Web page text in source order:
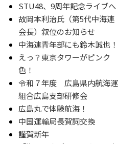
STU48、9周年記念ライブへ
故岡本利治氏（第5代中海連
会長）叙位のお知らせ
中海連青年部にも鈴木誠也！
えっ？東京タワーがピンク
色！
令和７年度 広島県内航海運
組合広島支部研修会
広島丸で体験航海！
中国運輸局長賀詞交換
謹賀新年